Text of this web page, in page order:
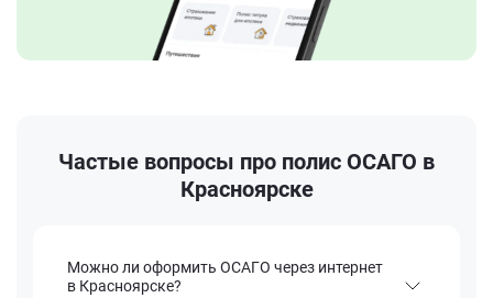
Частые вопросы про полис ОСАГО в
Красноярске
Можно ли оформить ОСАГО через интернет
в Красноярске?